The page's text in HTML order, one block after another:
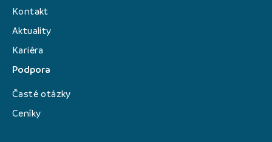
Kontakt
Aktuality
Kariéra
Podpora
Časté otázky
Ceníky